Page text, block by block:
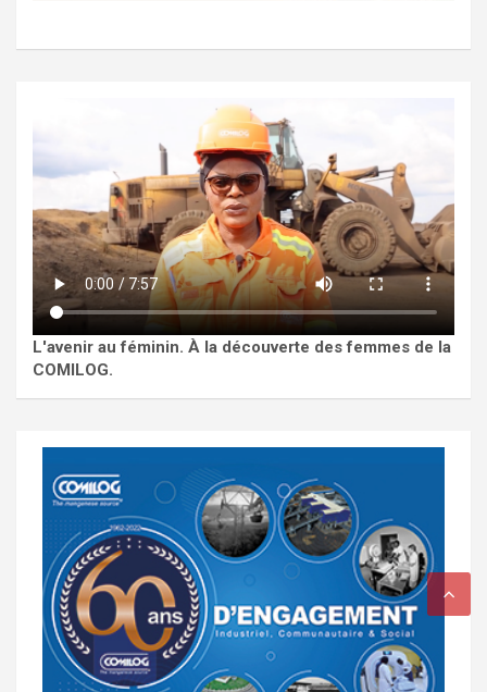
L'avenir au féminin. À la découverte des femmes de la
COMILOG.